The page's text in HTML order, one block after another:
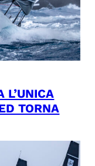
L’UNICA
TORNA